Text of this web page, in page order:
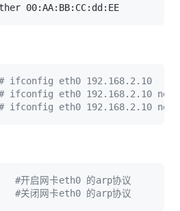
ifconfig eth0 192.168.2.10
ifconfig eth0 192.168.2.10
ifconfig eth0 192.168.2.10
#开启网卡eth0 的arp协议
#关闭网卡eth0 的arp协议